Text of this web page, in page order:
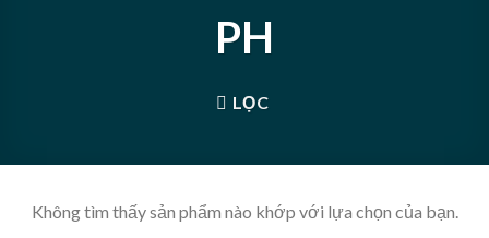
PH
LỌC
Không tìm thấy sản phẩm nào khớp với lựa chọn của bạn.